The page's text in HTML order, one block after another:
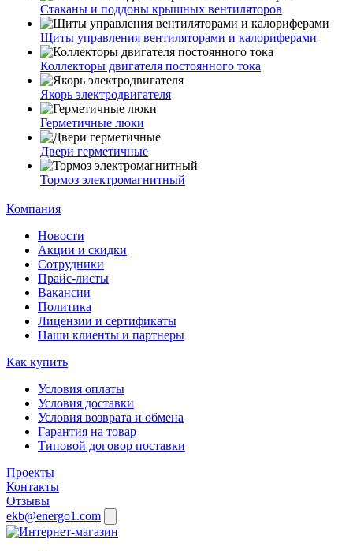
Стаканы и поддоны крышных вентиляторов
Щиты управления вентиляторами и калориферами
Коллекторы двигателя постоянного тока
Якорь электродвигателя
Герметичные люки
Двери герметичные
Тормоз электромагнитный
Компания
Новости
Акции и скидки
Сотрудники
Прайс-листы
Вакансии
Политика
Лицензии и сертификаты
Наши клиенты и партнеры
Как купить
Условия оплаты
Условия доставки
Условия возврата и обмена
Гарантия на товар
Типовой договор поставки
Проекты
Контакты
Отзывы
ekb@energo1.com